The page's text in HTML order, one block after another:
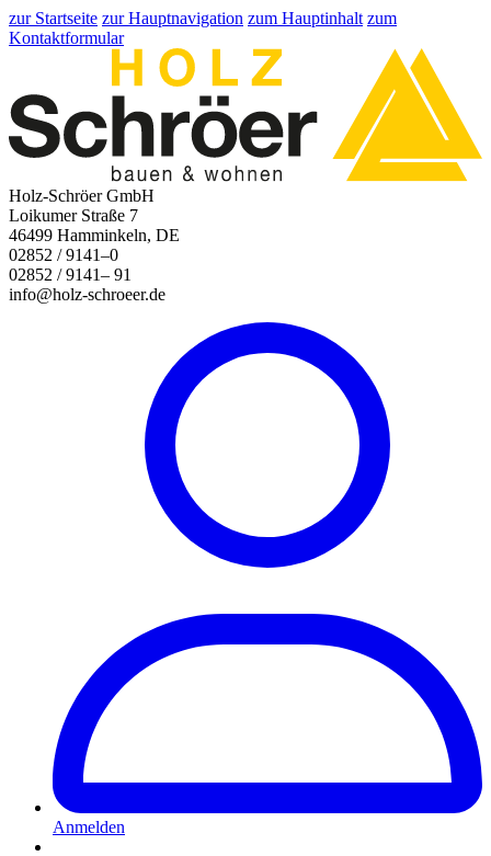
zur Startseite zur Hauptnavigation zum Hauptinhalt zum
Kontaktformular
Holz-Schröer GmbH
Loikumer Straße 7
46499 Hamminkeln, DE
02852 / 9141–0
02852 / 9141– 91
info@holz-schroeer.de
Anmelden